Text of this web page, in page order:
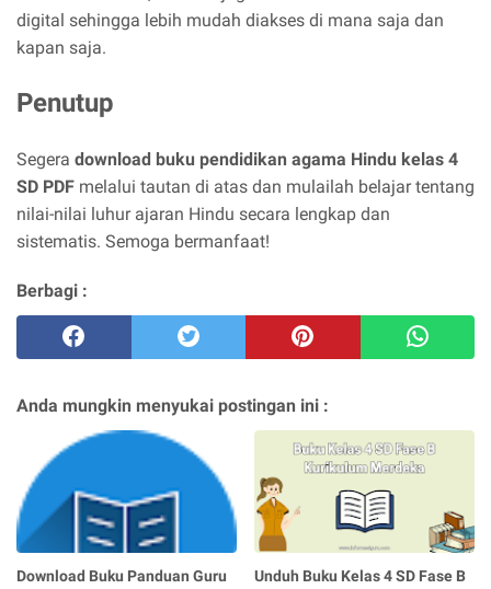
digital sehingga lebih mudah diakses di mana saja dan
kapan saja.
Penutup
Segera download buku pendidikan agama Hindu kelas 4
SD PDF melalui tautan di atas dan mulailah belajar tentang
nilai-nilai luhur ajaran Hindu secara lengkap dan
sistematis. Semoga bermanfaat!
Berbagi :
Anda mungkin menyukai postingan ini :
Download Buku Panduan Guru Unduh Buku Kelas 4 SD Fase B